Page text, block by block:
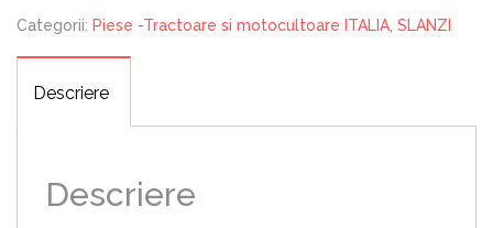
Categorii: Piese -Tractoare si motocultoare ITALIA SLANZI
Descriere
Descriere